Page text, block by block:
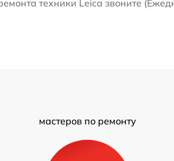
техники Leica звоните
мастеров по ремонту